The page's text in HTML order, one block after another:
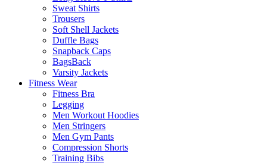
Sweat Shirts
Trousers
Soft Shell Jackets
Duffle Bags
Snapback Caps
BagsBack
Varsity Jackets
Fitness Wear
Fitness Bra
Legging
Men Workout Hoodies
Men Stringers
Men Gym Pants
Compression Shorts
Training Bibs